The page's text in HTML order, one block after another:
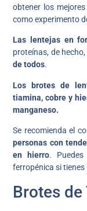
obtener los
como experimento
Las lentejas en
proteínas, de hecho,
de todos.
Los brotes de
tiamina, cobre y
manganeso.
Se recomienda el
personas con
en hierro.
ferropénica si
Brotes de